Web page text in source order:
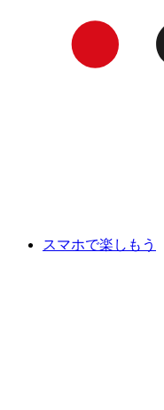
スマホで楽しもう